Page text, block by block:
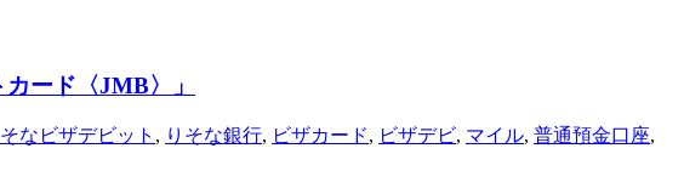
ード〈JMB〉」
なビザデビット , りそな銀行, ビザカード, ビザデビ, マイル, 普通預金口座,